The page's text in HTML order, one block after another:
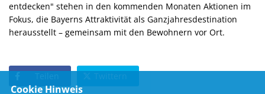
entdecken" stehen in den kommenden Monaten Aktionen im
Fokus, die Bayerns Attraktivität als Ganzjahresdestination
herausstellt – gemeinsam mit den Bewohnern vor Ort.
Twittern
Cookie Hinweis